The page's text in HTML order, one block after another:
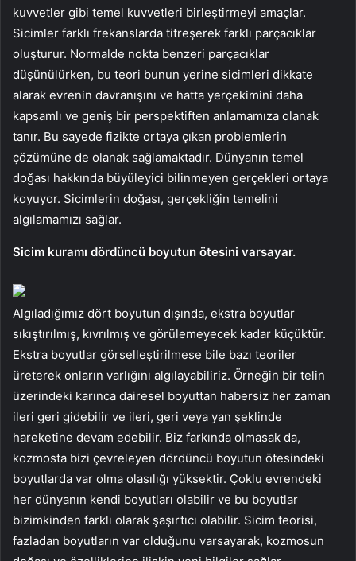
kuvvetler gibi temel kuvvetleri birleştirmeyi amaçlar.
Sicimler farklı frekanslarda titreşerek farklı parçacıklar
oluşturur. Normalde nokta benzeri parçacıklar
düşünülürken, bu teori bunun yerine sicimleri dikkate
alarak evrenin davranışını ve hatta yerçekimini daha
kapsamlı ve geniş bir perspektiften anlamamıza olanak
tanır. Bu sayede fizikte ortaya çıkan problemlerin
çözümüne de olanak sağlamaktadır. Dünyanın temel
doğası hakkında büyüleyici bilinmeyen gerçekleri ortaya
koyuyor. Sicimlerin doğası, gerçekliğin temelini
algılamamızı sağlar.
Sicim kuramı dördüncü boyutun ötesini varsayar.
Algıladığımız dört boyutun dışında, ekstra boyutlar
sıkıştırılmış, kıvrılmış ve görülemeyecek kadar küçüktür.
Ekstra boyutlar görselleştirilmese bile bazı teoriler
üreterek onların varlığını algılayabiliriz. Örneğin bir telin
üzerindeki karınca dairesel boyuttan habersiz her zaman
ileri geri gidebilir ve ileri, geri veya yan şeklinde
hareketine devam edebilir. Biz farkında olmasak da,
kozmosta bizi çevreleyen dördüncü boyutun ötesindeki
boyutlarda var olma olasılığı yüksektir. Çoklu evrendeki
her dünyanın kendi boyutları olabilir ve bu boyutlar
bizimkinden farklı olarak şaşırtıcı olabilir. Sicim teorisi,
fazladan boyutların var olduğunu varsayarak, kozmosun